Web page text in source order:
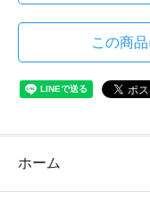
この商
ホーム